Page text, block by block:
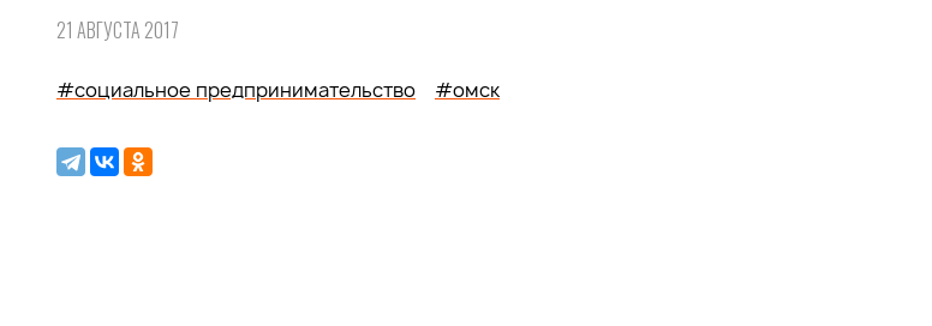
21 АВГУСТА 2017
#социальное предпринимательство #омск